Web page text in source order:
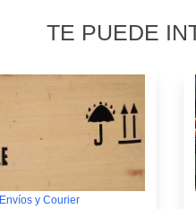
TE PUEDE
Envíos y Courier